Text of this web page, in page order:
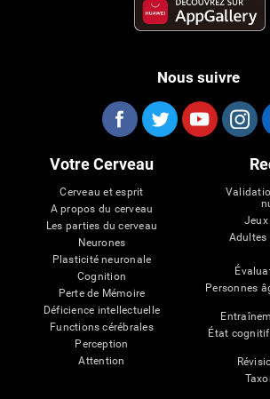
Nous suivre
Votre Cerveau
Cerveau et esprit
A propos du cerveau
Les parties du cerveau
Neurones
Plasticité neuronale
Cognition
Perte de Mémoire
Déficience intellectuelle
Functions cérébrales
Perception
Attention
Adultes
Personnes
État